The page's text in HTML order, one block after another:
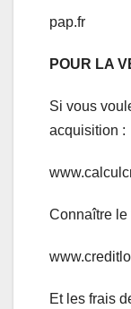
pap.fr
POUR LA
Si vous
acquisition :
Connaître le
Et les frais